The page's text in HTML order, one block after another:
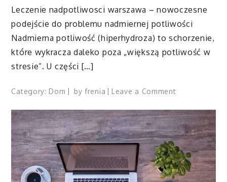
Leczenie nadpotliwosci warszawa – nowoczesne
podejście do problemu nadmiernej potliwości
Nadmierna potliwość (hiperhydroza) to schorzenie,
które wykracza daleko poza „większą potliwość w
stresie”. U części […]
Category: Dom byfrenia Leave a Commenton
nadpotliwosci
warszawa